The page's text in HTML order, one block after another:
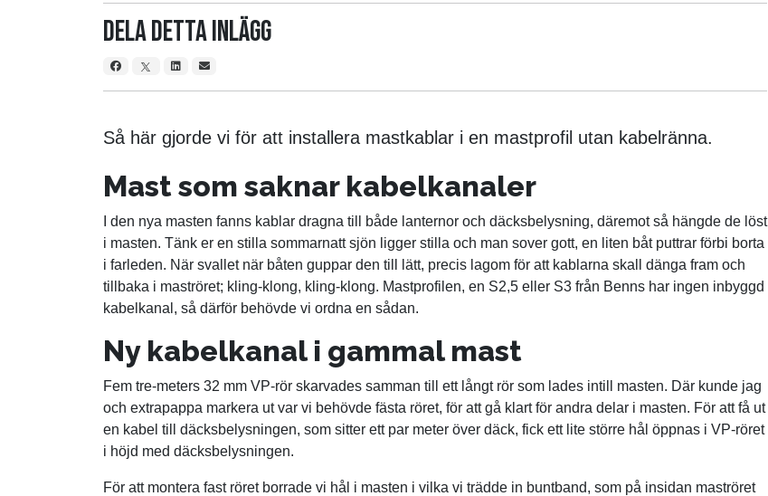
Dela detta inlägg
Så här gjorde vi för att installera mastkablar i en mastprofil utan kabelränna.
Mast som saknar kabelkanaler
I den nya masten fanns kablar dragna till både lanternor och däcksbelysning, däremot så hängde de löst
i masten. Tänk er en stilla sommarnatt sjön ligger stilla och man sover gott, en liten båt puttrar förbi borta
i farleden. När svallet när båten guppar den till lätt, precis lagom för att kablarna skall dänga fram och
tillbaka i maströret; kling-klong, kling-klong. Mastprofilen, en S2,5 eller S3 från Benns har ingen inbyggd
kabelkanal, så därför behövde vi ordna en sådan.
Ny kabelkanal i gammal mast
Fem tre-meters 32 mm VP-rör skarvades samman till ett långt rör som lades intill masten. Där kunde jag
och extrapappa markera ut var vi behövde fästa röret, för att gå klart för andra delar i masten. För att få ut
en kabel till däcksbelysningen, som sitter ett par meter över däck, fick ett lite större hål öppnas i VP-röret
i höjd med däcksbelysningen.
För att montera fast röret borrade vi hål i masten i vilka vi trädde in buntband, som på insidan maströret